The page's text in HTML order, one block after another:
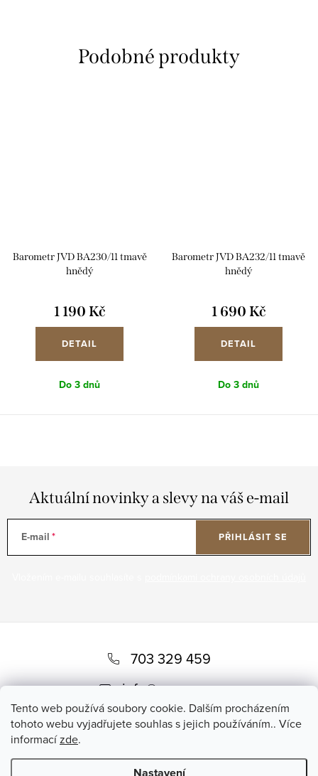
Tento web používá soubory cookie. Dalším procházením
tohoto webu vyjadřujete souhlas s jejich používáním.. Více
informacízde.
Barometr JVD BA230/11 tmavě
hnědý
1 190 Kč
DETAIL
Do 3 dnů
Barometr JVD BA232/11 tmavě
hnědý
1 690 Kč
DETAIL
Do 3 dnů
Aktuální novinky a slevy na váš e-mail
E-mail PŘIHLÁSIT SE
p
703 329 459
info@romero.cz